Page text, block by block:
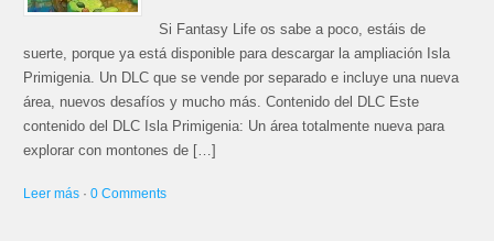
Si Fantasy Life os sabe a poco, estáis de
suerte, porque ya está disponible para descargar la ampliación Isla
Primigenia. Un DLC que se vende por separado e incluye una nueva
área, nuevos desafíos y mucho más. Contenido del DLC Este
contenido del DLC Isla Primigenia: Un área totalmente nueva para
explorar con montones de […]
Leer más ·0 Comments